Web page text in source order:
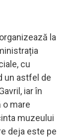
la
cu
un astfel de
iar în
o mare
muzeului
deja este pe